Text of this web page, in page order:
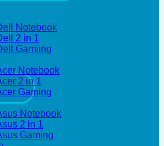
Notebook
2 in 1
Gamiing
Notebook
2 in 1
Gaming
Notebook
2 in 1
Gaming